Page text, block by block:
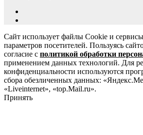
Сайт использует файлы Cookie и
параметров посетителей. Пользуясь
согласие с политикой обработки
применением данных технологий. Для
конфиденциальности используются
сбора обезличенных данных:
«Liveinternet», «top.Mail.ru».
Принять